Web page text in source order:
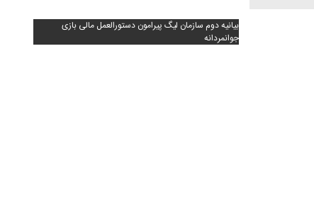
بیانیه دوم سازمان لیگ پیرامون دستورالعمل مالی بازی
جوانمردانه